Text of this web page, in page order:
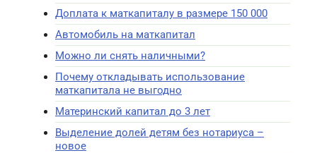
Доплата к маткапиталу в размере 150 000
Автомобиль на маткапитал
Можно ли снять наличными?
Почему откладывать использование
маткапитала не выгодно
Материнский капитал до 3 лет
Выделение долей детям без нотариуса –
новое